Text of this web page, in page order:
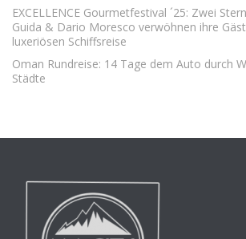
EXCELLENCE Gourmetfestival ´25: Zwei
Guida & Dario Moresco verwöhnen ihre
luxeriösen Schiffsreise
Oman Rundreise: 14 Tage dem Auto durch
Städte